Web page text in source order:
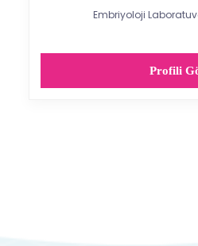
Embriyoloji
Profili